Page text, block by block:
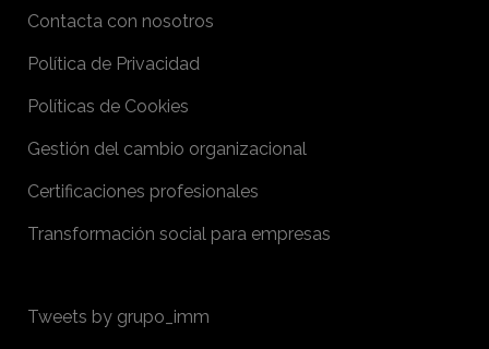
Contacta con nosotros
Política de Privacidad
Políticas de Cookies
Gestión del cambio organizacional
Certificaciones profesionales
Transformación social para empresas
Tweets by grupo_imm